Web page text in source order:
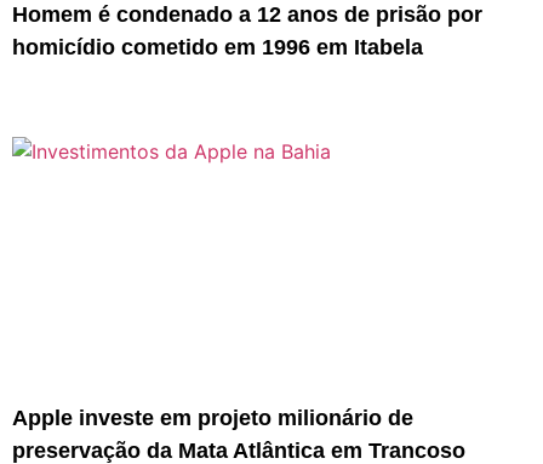
Homem é condenado a 12 anos de prisão por
homicídio cometido em 1996 em Itabela
Apple investe em projeto milionário de
preservação da Mata Atlântica em Trancoso